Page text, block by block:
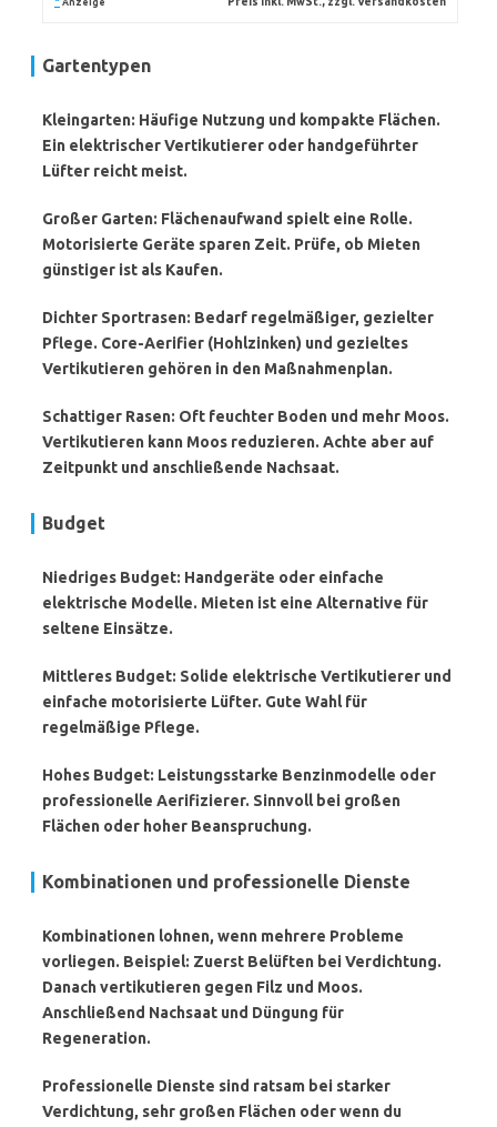
Anzeige
Gartentypen
Kleingarten: Häufige Nutzung und kompakte Flächen.
Ein elektrischer Vertikutierer oder handgeführter
Lüfter reicht meist.
Großer Garten: Flächenaufwand spielt eine Rolle.
Motorisierte Geräte sparen Zeit. Prüfe, ob Mieten
günstiger ist als Kaufen.
Dichter Sportrasen: Bedarf regelmäßiger, gezielter
Pflege. Core-Aerifier (Hohlzinken) und gezieltes
Vertikutieren gehören in den Maßnahmenplan.
Schattiger Rasen: Oft feuchter Boden und mehr Moos.
Vertikutieren kann Moos reduzieren. Achte aber auf
Zeitpunkt und anschließende Nachsaat.
Budget
Niedriges Budget: Handgeräte oder einfache
elektrische Modelle. Mieten ist eine Alternative für
seltene Einsätze.
Mittleres Budget: Solide elektrische Vertikutierer und
einfache motorisierte Lüfter. Gute Wahl für
regelmäßige Pflege.
Hohes Budget: Leistungsstarke Benzinmodelle oder
professionelle Aerifizierer. Sinnvoll bei großen
Flächen oder hoher Beanspruchung.
Kombinationen und professionelle Dienste
Kombinationen lohnen, wenn mehrere Probleme
vorliegen. Beispiel: Zuerst Belüften bei Verdichtung.
Danach vertikutieren gegen Filz und Moos.
Anschließend Nachsaat und Düngung für
Regeneration.
Professionelle Dienste sind ratsam bei starker
Verdichtung, sehr großen Flächen oder wenn du